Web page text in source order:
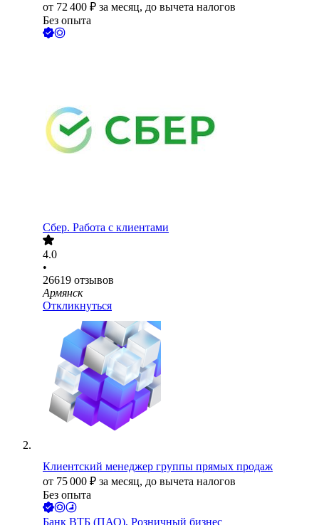
от 72 400 ₽ за месяц, до вычета налогов
Без опыта
Сбер. Работа с клиентами
4.0
•
26619 отзывов
Армянск
Откликнуться
Клиентский менеджер группы прямых продаж
от 75 000 ₽ за месяц, до вычета налогов
Без опыта
Банк ВТБ (ПАО), Розничный бизнес